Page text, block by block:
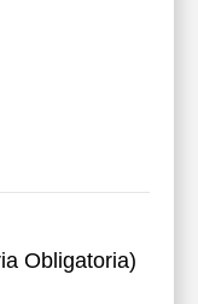
Obligatoria)